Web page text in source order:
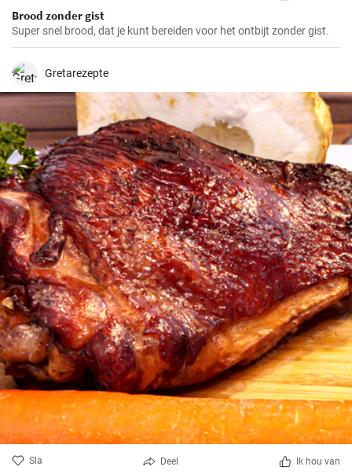
Brood zonder gist
Super snel brood, dat je kunt bereiden voor het ontbijt zonder gist.
Gretarezepte
Sla Deel Ik hou van